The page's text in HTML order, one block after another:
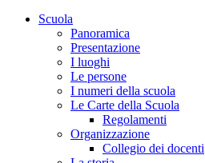
Scuola
Panoramica
Presentazione
I luoghi
Le persone
I numeri della scuola
Le Carte della Scuola
Regolamenti
Organizzazione
Collegio dei docenti